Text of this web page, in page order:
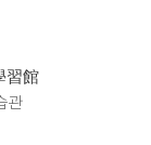
習館
관